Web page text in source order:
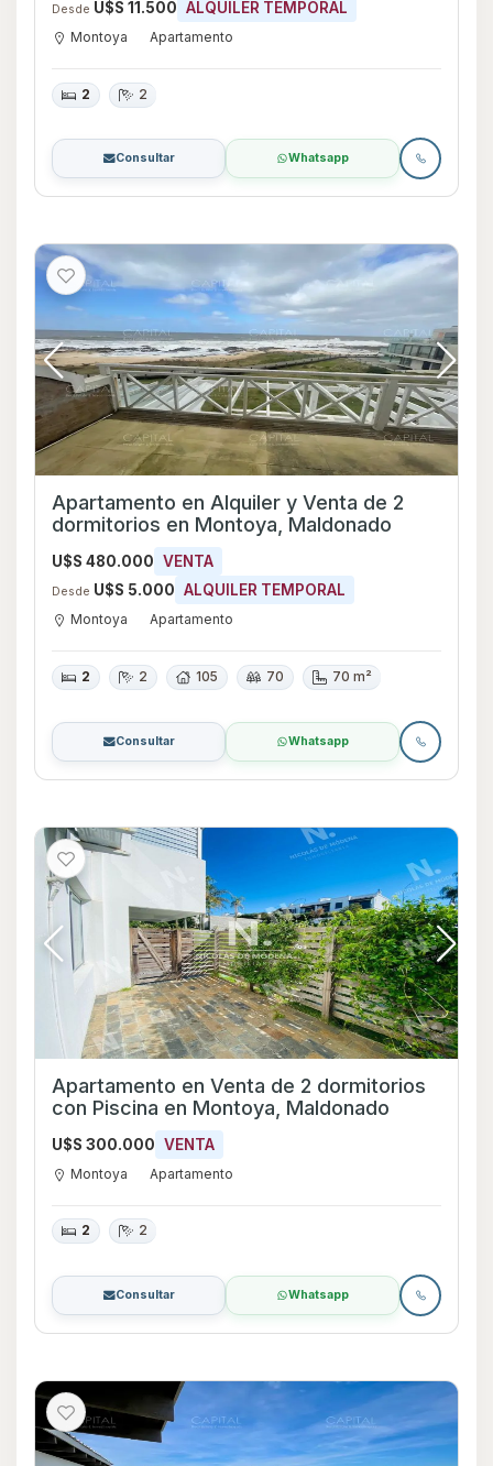
Desde U$S 11.500 ALQUILER TEMPORAL
Montoya Apartamento
2 2
Consultar Whatsapp
Apartamento en Alquiler y Venta de 2
dormitorios en Montoya, Maldonado
U$S 480.000 VENTA
Desde U$S 5.000 ALQUILER TEMPORAL
Montoya Apartamento
2 2 105 70 70 m²
Consultar Whatsapp
Apartamento en Venta de 2 dormitorios
con Piscina en Montoya, Maldonado
U$S 300.000 VENTA
Montoya Apartamento
2 2
Consultar Whatsapp